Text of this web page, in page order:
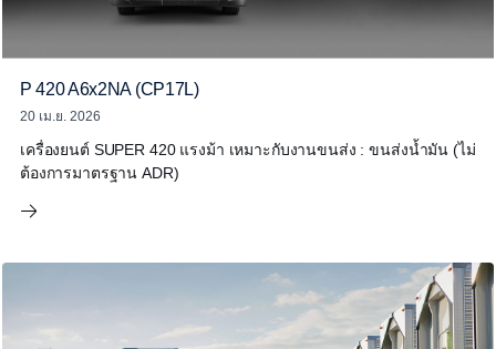
P 420 A6x2NA (CP17L)
20 เม.ย. 2026
เครื่องยนต์ SUPER 420 แรงม้า เหมาะกับงานขนส่ง : ขนส่งน้ำมัน (ไม่
ต้องการมาตรฐาน ADR)